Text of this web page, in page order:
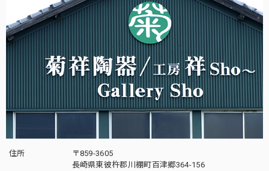
住所
〒859-3605
長崎県東彼杵郡川棚町百津郷364-156